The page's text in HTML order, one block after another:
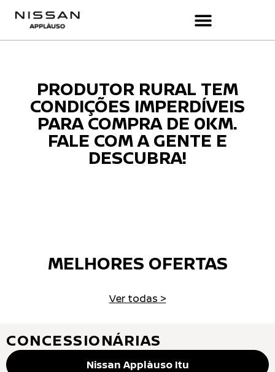
PRODUTOR RURAL TEM
CONDIÇÕES IMPERDÍVEIS
PARA COMPRA DE 0KM.
FALE COM A GENTE E
DESCUBRA!
MELHORES OFERTAS
Ver todas >
CONCESSIONÁRIAS
Nissan Applàuso Itu